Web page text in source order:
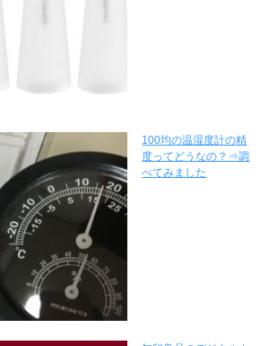
100均の温湿度計の精
度ってどうなの？⇒調
べてみました